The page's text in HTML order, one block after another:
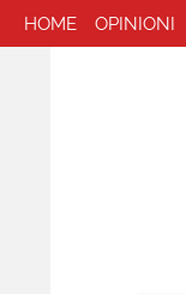
HOME OPINIONI